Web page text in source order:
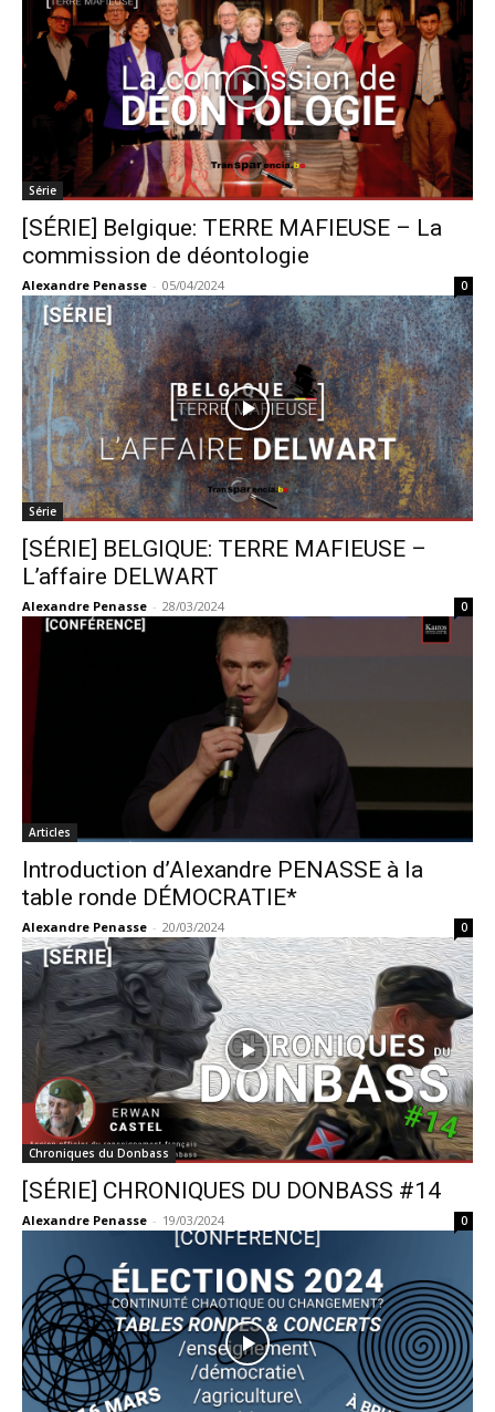
Série
[SÉRIE] Belgique: TERRE MAFIEUSE – La
commission de déontologie
Alexandre Penasse - 05/04/2024 0
Série
[SÉRIE] BELGIQUE: TERRE MAFIEUSE –
L’affaire DELWART
Alexandre Penasse - 28/03/2024 0
Articles
Introduction d’Alexandre PENASSE à la
table ronde DÉMOCRATIE*
Alexandre Penasse - 20/03/2024 0
Chroniques du Donbass
[SÉRIE] CHRONIQUES DU DONBASS #14
Alexandre Penasse - 19/03/2024 0